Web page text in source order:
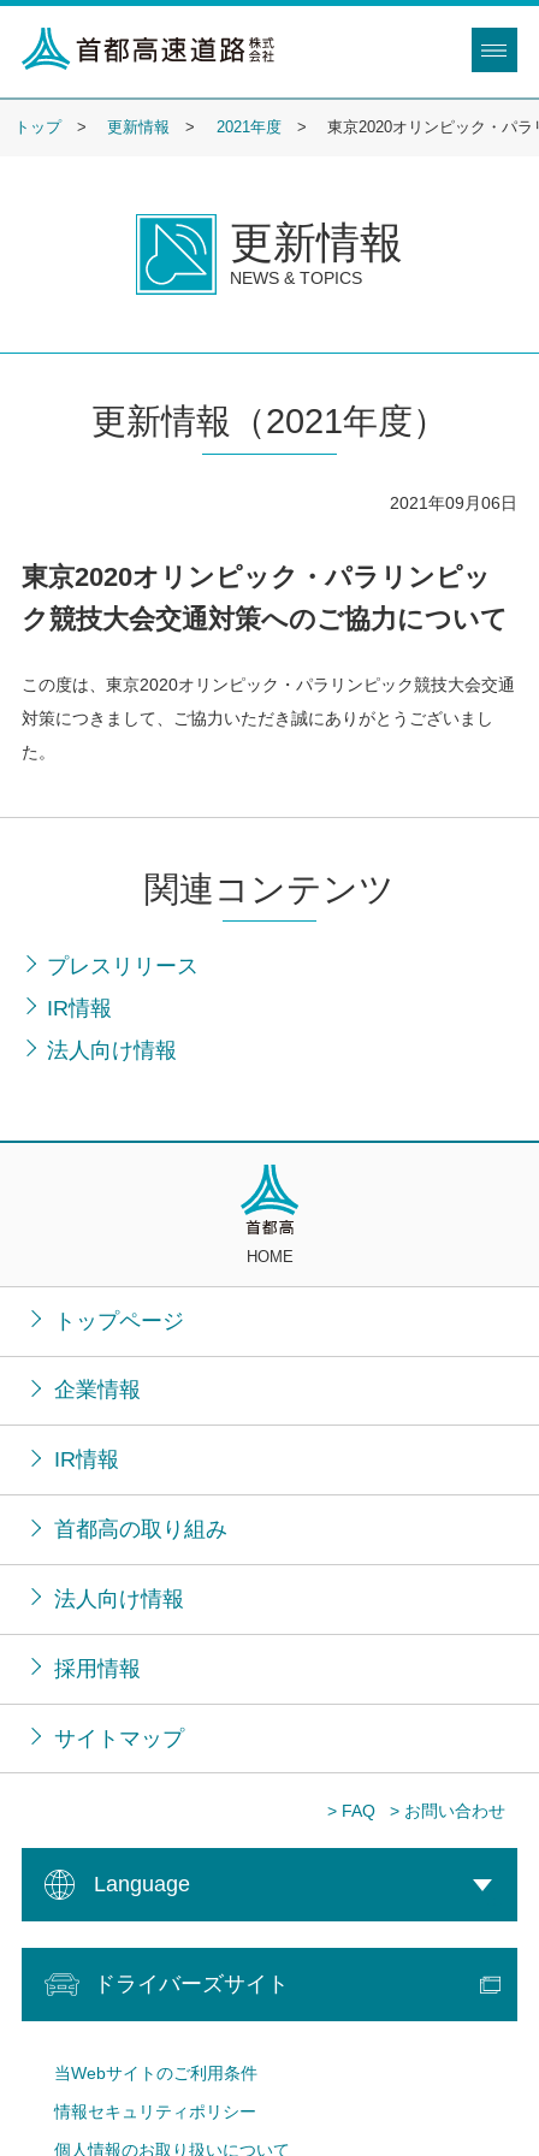
トップ 更新情報 2021年度 東京2020オリンピック・パ
更新情報
NEWS & TOPICS
更新情報（2021年度）
2021年09月06日
東京2020オリンピック・パラリンピッ
ク競技大会交通対策へのご協力について
この度は、東京2020オリンピック・パラリンピック競技大会交通
対策につきまして、ご協力いただき誠にありがとうございまし
た。
関連コンテンツ
プレスリリース
IR情報
法人向け情報
HOME
トップページ
企業情報
IR情報
首都高の取り組み
法人向け情報
採用情報
サイトマップ
> FAQ > お問い合わせ
Language
ドライバーズサイト
当Webサイトのご利用条件
情報セキュリティポリシー
個人情報のお取り扱いについて